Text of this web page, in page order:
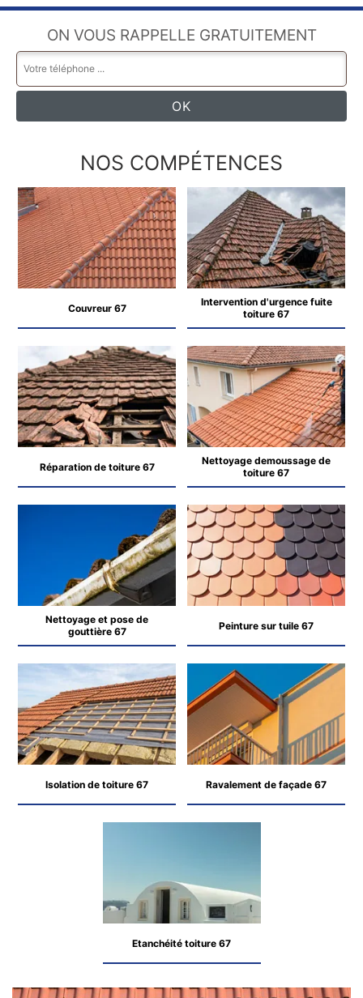
ON VOUS RAPPELLE GRATUITEMENT
NOS COMPÉTENCES
Couvreur 67
Intervention d'urgence fuite
toiture 67
Réparation de toiture 67
Nettoyage demoussage de
toiture 67
Nettoyage et pose de
gouttière 67
Peinture sur tuile 67
Isolation de toiture 67 Ravalement de façade 67
Etanchéité toiture 67